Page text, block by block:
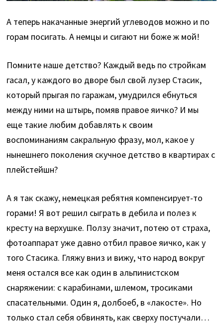
А теперь накачанные энергий углеводов можно и по
горам посигать. А немцы и сигают ни боже ж мой!
Помните наше детство? Каждый ведь по стройкам
гасал, у каждого во дворе был свой лузер Стасик,
который прыгая по гаражам, умудрился ебнуться
между ними на штырь, помяв правое яичко? И мы
еще такие любим добавлять к своим
воспоминаниям сакральную фразу, мол, какое у
нынешнего поколения скучное детство в квартирах с
плейстейшн?
А я так скажу, немецкая ребятня компенсирует-то
горами! Я вот решил сыграть в дебила и полез к
кресту на верхушке. Ползу значит, потею от страха,
фотоаппарат уже давно отбил правое яичко, как у
того Стасика. Гляжу вниз и вижу, что народ вокруг
меня остался все как один в альпинистском
снаряжении: с карабинами, шлемом, тросиками
спасательными. Один я, долбоеб, в «лакосте». Но
только стал себя обвинять, как сверху постучали…